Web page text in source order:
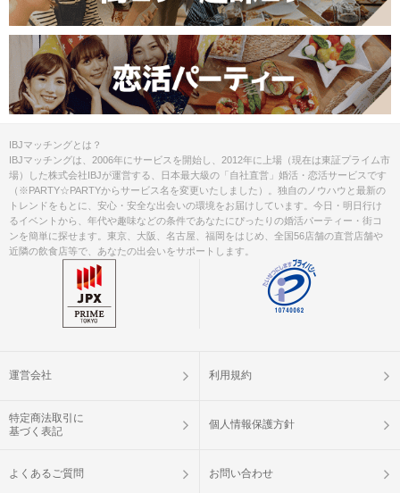
IBJマッチングとは？
IBJマッチングは、2006年にサービスを開始し、2012年に上場（現在は東証プライム市
場）した株式会社IBJが運営する、日本最大級の「自社直営」婚活・恋活サービスです
（※PARTY☆PARTYからサービス名を変更いたしました）。独自のノウハウと最新の
トレンドをもとに、安心・安全な出会いの環境をお届けしています。今日・明日行け
るイベントから、年代や趣味などの条件であなたにぴったりの婚活パーティー・街コ
ンを簡単に探せます。東京、大阪、名古屋、福岡をはじめ、全国56店舗の直営店舗や
近隣の飲食店等で、あなたの出会いをサポートします。
運営会社 利用規約
特定商法取引に
基づく表記
個人情報保護方針
よくあるご質問 お問い合わせ